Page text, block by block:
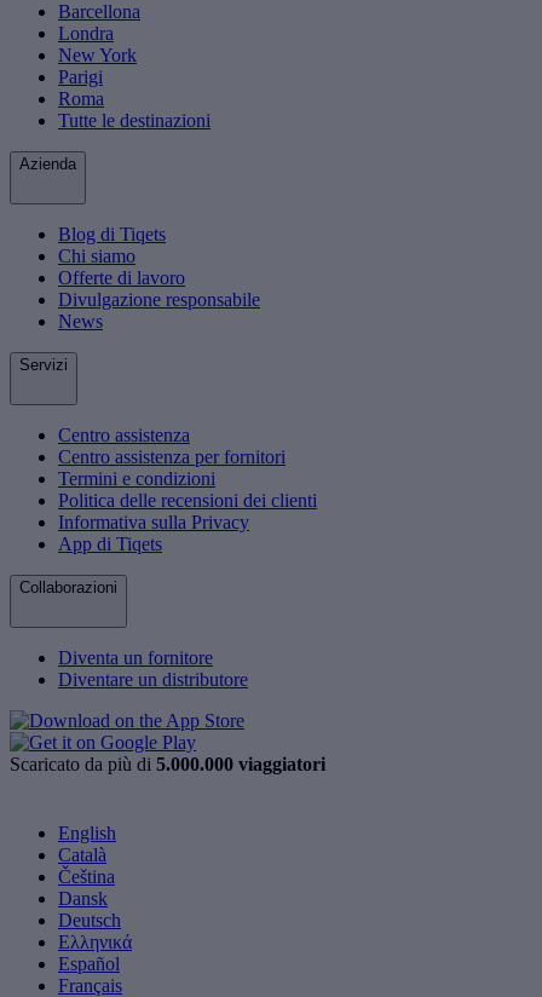
Barcellona
Londra
New York
Parigi
Roma
Tutte le destinazioni
Azienda
Blog di Tiqets
Chi siamo
Offerte di lavoro
Divulgazione responsabile
News
Servizi
Centro assistenza
Centro assistenza per fornitori
Termini e condizioni
Politica delle recensioni dei clienti
Informativa sulla Privacy
App di Tiqets
Collaborazioni
Diventa un fornitore
Diventare un distributore
Scaricato da più di 5.000.000 viaggiatori
English
Català
Čeština
Dansk
Deutsch
Ελληνικά
Español
Français